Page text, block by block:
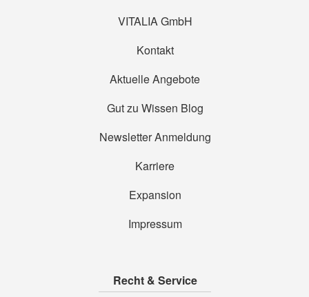
VITALIA GmbH
Kontakt
Aktuelle Angebote
Gut zu Wissen Blog
Newsletter Anmeldung
Karriere
Expansion
Impressum
Recht & Service